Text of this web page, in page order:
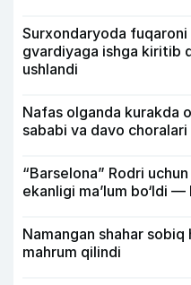
Surxondaryoda
gvardiyaga ishga kiritib
ushlandi
Nafas olganda kurakda
sababi va davo choralari
“Barselona” Rodri
ekanligi ma’lum bo‘ldi —
Namangan shahar
mahrum qilindi